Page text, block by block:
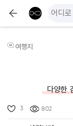
여행지
다양한
3 802